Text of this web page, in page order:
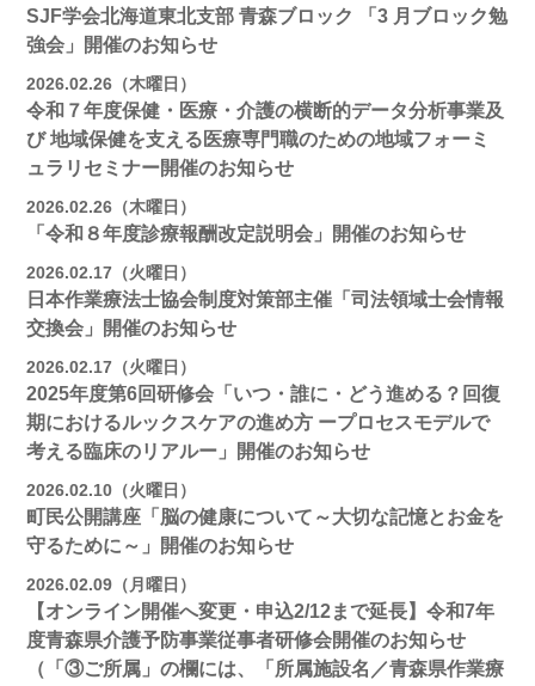
SJF学会北海道東北支部 ⻘森ブロック 「3 月ブロック勉
強会」開催のお知らせ
2026.02.26（木曜日）
令和７年度保健・医療・介護の横断的データ分析事業及
び 地域保健を支える医療専門職のための地域フォーミ
ュラリセミナー開催のお知らせ
2026.02.26（木曜日）
「令和８年度診療報酬改定説明会」開催のお知らせ
2026.02.17（火曜日）
日本作業療法士協会制度対策部主催「司法領域士会情報
交換会」開催のお知らせ
2026.02.17（火曜日）
2025年度第6回研修会「いつ・誰に・どう進める？回復
期におけるルックスケアの進め方 ープロセスモデルで
考える臨床のリアルー」開催のお知らせ
2026.02.10（火曜日）
町民公開講座「脳の健康について～大切な記憶とお金を
守るために～」開催のお知らせ
2026.02.09（月曜日）
【オンライン開催へ変更・申込2/12まで延長】令和7年
度青森県介護予防事業従事者研修会開催のお知らせ
（「③ご所属」の欄には、「所属施設名／青森県作業療